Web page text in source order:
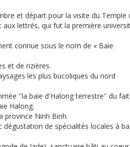
et départ pour la visite du Temple
lettrés, qui fut la première
connue sous le nom de « Baie
et de rizières.
les plus bucoliques du nord
''la baie d'Halong terrestre'' du
Halong.
province Ninh Binh.
de spécialités locales à